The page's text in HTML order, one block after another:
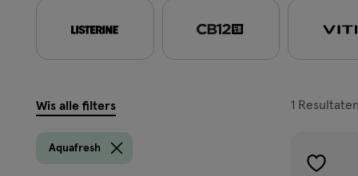
footer
filters
Wis alle filters
Aquafresh
1 Resultaten